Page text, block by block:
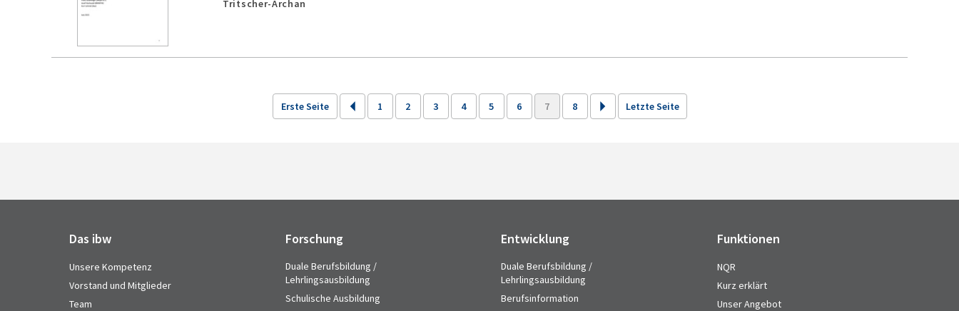
Tritscher-Archan
Erste Seite 1 2 3 4 5 6 7 8 Letzte Seite
Das ibw
Unsere Kompetenz
Vorstand und Mitglieder
Team
Forschung
Duale Berufsbildung /
Lehrlingsausbildung
Schulische Ausbildung
Entwicklung
Duale Berufsbildung /
Lehrlingsausbildung
Berufsinformation
Funktionen
NQR
Kurz erklärt
Unser Angebot